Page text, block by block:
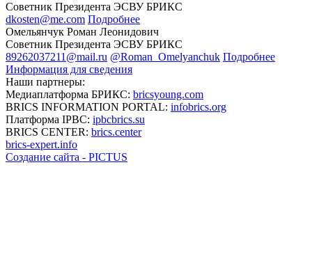
Советник Президента ЭСВУ БРИКС
dkosten@me.com Подробнее
Омельянчук Роман Леонидович
Советник Президента ЭСВУ БРИКС
89262037211@mail.ru @Roman_Omelyanchuk Подробнее
Информация для сведения
Наши партнеры:
Медиаплатформа БРИКС: bricsyoung.com
BRICS INFORMATION PORTAL: infobrics.org
Платформа IPBC: ipbcbrics.su
BRICS CENTER: brics.center
brics-expert.info
Создание сайта - PICTUS